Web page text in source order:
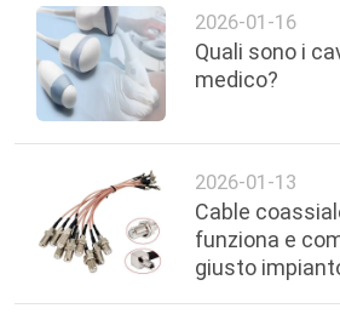
2026-01-16
Quali sono i
medico?
2026-01-13
Cable
funziona e
giusto